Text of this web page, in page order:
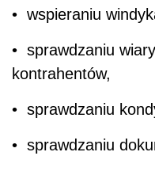
• wspieraniu
• sprawdzaniu
kontrahentów,
• sprawdzaniu
• sprawdzaniu